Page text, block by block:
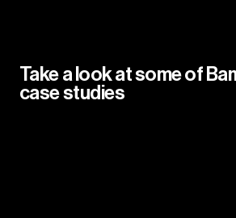
Take a look at some of
case studies